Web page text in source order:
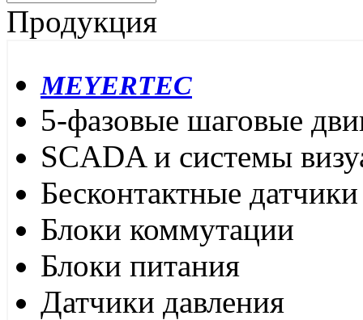
Продукция
MEYERTEC
5-фазовые шаговые
SCADA и системы
Бесконтактные датчики
Блоки коммутации
Блоки питания
Датчики давления